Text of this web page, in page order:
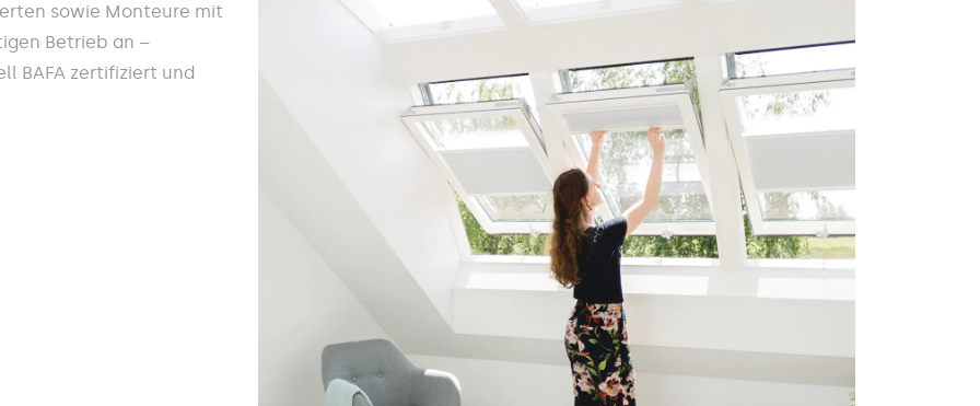
sowie Monteure mit
Betrieb an –
BAFA zertifiziert und